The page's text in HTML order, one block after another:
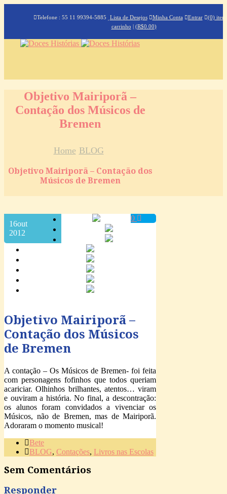
Telefone : 55 11 99394-5885 Lista de Desejos Minha Conta Entrar
(0)
carrinho | (R$0.00)
Objetivo Mairiporã –
Contação dos Músicos de
Bremen
Home BLOG
Objetivo Mairiporã – Contação dos
Músicos de Bremen
16out
2012
0
Objetivo Mairiporã –
Contação dos Músicos
de Bremen
A contação – Os Músicos de Bremen- foi feita
com personagens fofinhos que todos queriam
acariciar. Olhinhos brilhantes, atentos… viram
e ouviram a história. No final, a descontração:
os alunos foram convidados a vivenciar os
Músicos, não de Bremen, mas de Mairiporã.
Adoraram o momento musical!
Bete
BLOG, Contações, Livros nas Escolas
Sem Comentários
Responder